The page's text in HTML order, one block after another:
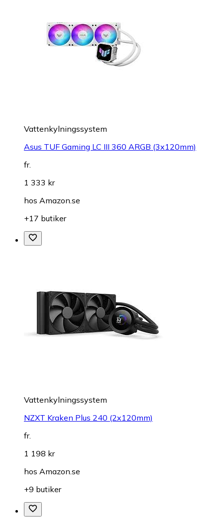
Vattenkylningssystem
Asus TUF Gaming LC III 360 ARGB (3x120mm)
fr.
1 333 kr
hos Amazon.se
+17 butiker
Vattenkylningssystem
NZXT Kraken Plus 240 (2x120mm)
fr.
1 198 kr
hos Amazon.se
+9 butiker